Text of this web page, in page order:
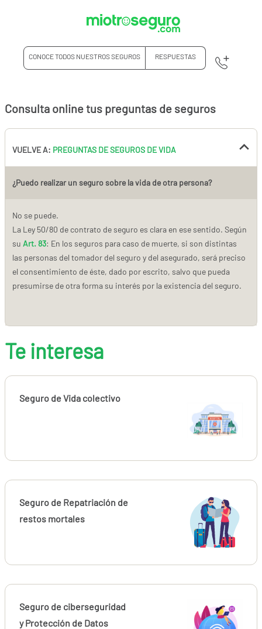
CONOCE TODOS NUESTROS SEGUROS RESPUESTAS
Consulta online tus preguntas de seguros
VUELVE A: PREGUNTAS DE SEGUROS DE VIDA
¿Puedo realizar un seguro sobre la vida de otra persona?
No se puede.
La Ley 50/80 de contrato de seguro es clara en ese sentido. Según
su Art. 83: En los seguros para caso de muerte, si son distintas
las personas del tomador del seguro y del asegurado, será preciso
el consentimiento de éste, dado por escrito, salvo que pueda
presumirse de otra forma su interés por la existencia del seguro.
Te interesa
Seguro de Vida colectivo
Seguro de Repatriación de
restos mortales
Seguro de ciberseguridad
y Protección de Datos